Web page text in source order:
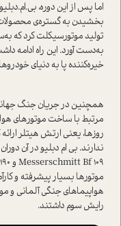
اما پس از این دوره،
تولید موتورسیکلت کرد که
خیره‌کننده پا به دنیای
مرتبط با ساخت موتورهای
روزها، یعنی ارتش هیتلر
ندارند. بی ام دبلیو در آن
موتورها بسیار پیشرفته و
هواپیما‌های جنگی آلمانی و
رایش سوم داشتند.